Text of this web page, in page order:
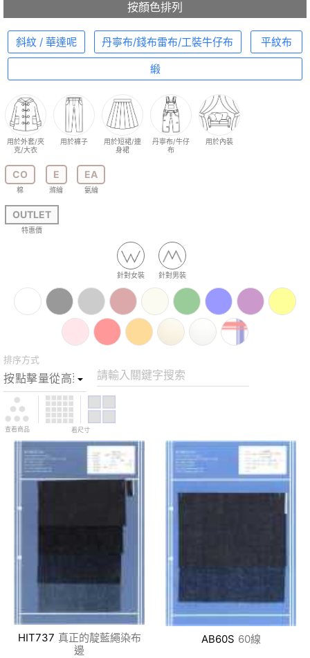
按顏色排列
斜紋 / 華達呢 丹寧布/錢布雷布/工裝牛仔布 平紋布
緞
用於外套/夾
克/大衣
用於褲子
用於短裙/連
身裙
丹寧布/牛仔
布
用於內裝
CO
棉
E
滌綸
EA
氨綸
OUTLET
特惠價
針對女裝 針對男裝
排序方式
請輸入關鍵字搜索
查看商品 看尺寸
HIT737 真正的靛藍繩染布
邊
AB60S 60線